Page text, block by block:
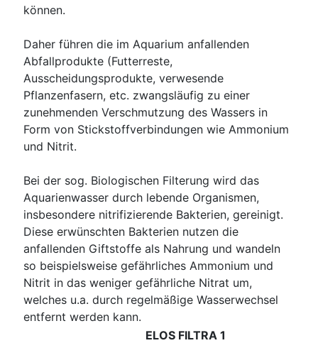
können.
Daher führen die im Aquarium anfallenden
Abfallprodukte (Futterreste,
Ausscheidungsprodukte, verwesende
Pflanzenfasern, etc. zwangsläufig zu einer
zunehmenden Verschmutzung des Wassers in
Form von Stickstoffverbindungen wie Ammonium
und Nitrit.
Bei der sog. Biologischen Filterung wird das
Aquarienwasser durch lebende Organismen,
insbesondere nitrifizierende Bakterien, gereinigt.
Diese erwünschten Bakterien nutzen die
anfallenden Giftstoffe als Nahrung und wandeln
so beispielsweise gefährliches Ammonium und
Nitrit in das weniger gefährliche Nitrat um,
welches u.a. durch regelmäßige Wasserwechsel
entfernt werden kann.
ELOS FILTRA 1